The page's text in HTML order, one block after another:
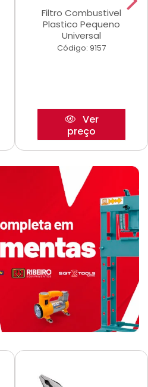
Filtro Combustivel
Plastico Pequeno
Universal
Código: 9157
Ver
preço